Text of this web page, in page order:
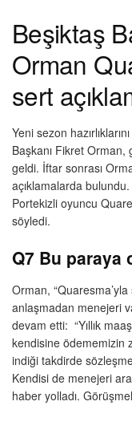
Beşiktaş
Orman
sert
Yeni sezon
Başkanı Fikret
geldi. İftar sonrası
açıklamalarda bulundu.
Portekizli oyuncu
söyledi.
Q7 Bu paraya
Orman,
anlaşmadan menejeri
devam etti: “Yıllık
kendisine ödememizin
indiği takdirde
Kendisi de menejeri
haber yolladı.